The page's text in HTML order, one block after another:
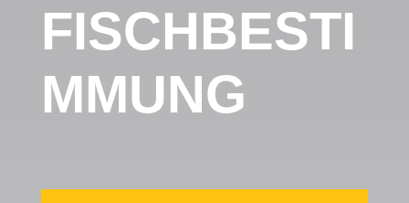
FISCHBESTI
MMUNG